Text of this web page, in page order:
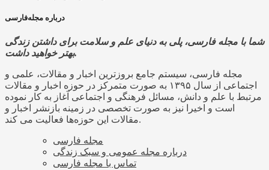
درباره مجله‌فارسی
شما با مجله فارسی، پلی به دنیای علم و سلامت برای داشتن زندگی
بهتر خواهید داشت.
مجله فارسی، سیستم جامع بروزترین اخبار و مقالات، علمی و
اجتماعی از سال ۱۳۹۵ به صورت متمرکز در حوزه اخبار و مقالات
مرتبط با علم و دانش، مسائل فرهنگی و اجتماعی آغاز به کار نموده
است و اخیرا نیز به صورت تخصصی در زمینه بازنشر اخبار و
مقالات این حوزه‌ها فعالیت می کند.
مجله فارسی
درباره مجله عمومی و سبک زندگی
تماس با مجله فارسی